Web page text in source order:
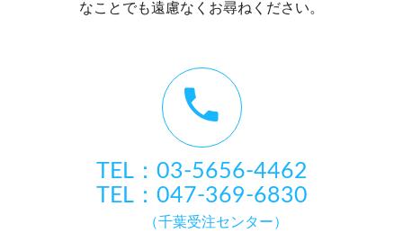
なことでも遠慮なくお尋ねください。
TEL：03-5656-4462
TEL：047-369-6830
（千葉受注センター）